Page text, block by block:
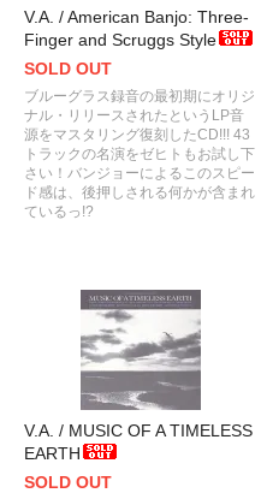
V.A. / American Banjo: Three-
Finger and Scruggs Style
SOLD OUT
ブルーグラス録音の最初期にオリジ
ナル・リリースされたというLP音
源をマスタリング復刻したCD!!! 43
トラックの名演をゼヒトもお試し下
さい！バンジョーによるこのスピー
ド感は、後押しされる何かが含まれ
ているっ!?
V.A. / MUSIC OF A TIMELESS
EARTH
SOLD OUT